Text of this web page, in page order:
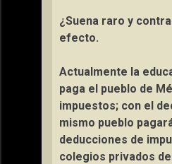
¿Suena raro y
efecto.
Actualmente la
paga el pueblo de
impuestos; con el
mismo pueblo
deducciones de
colegios privados